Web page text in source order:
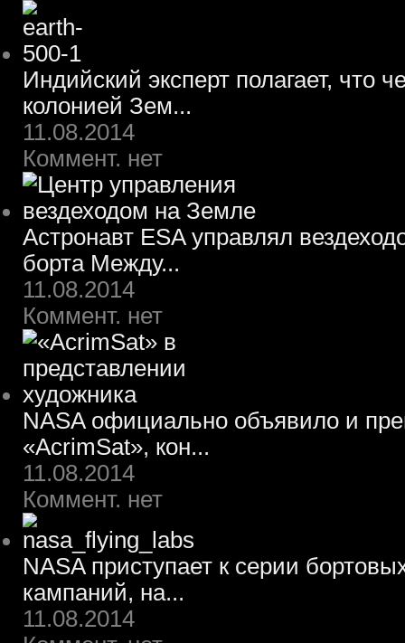
Индийский эксперт полагает, что
колонией Зем...
11.08.2014
Коммент. нет
Астронавт ESA управлял
борта Между...
11.08.2014
Коммент. нет
NASA официально объявило и
«AcrimSat», кон...
11.08.2014
Коммент. нет
NASA приступает к серии
кампаний, на...
11.08.2014